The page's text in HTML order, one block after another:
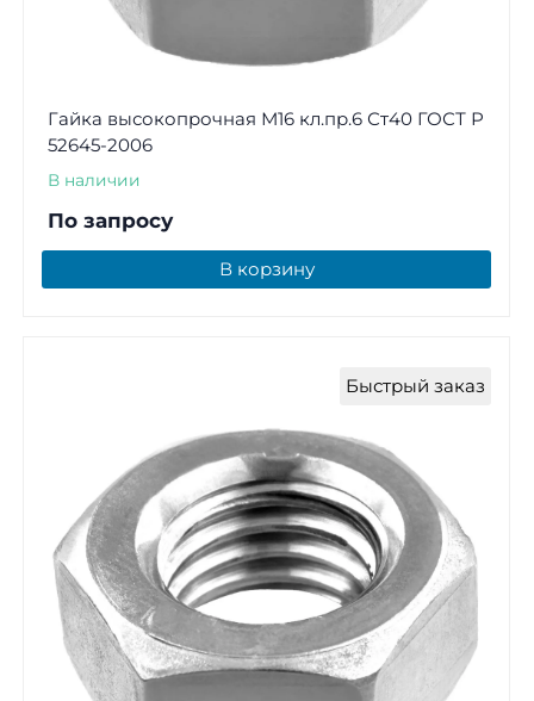
Гайка высокопрочная М16 кл.пр.6 Ст40 ГОСТ Р
52645-2006
В наличии
По запросу
В корзину
Быстрый заказ